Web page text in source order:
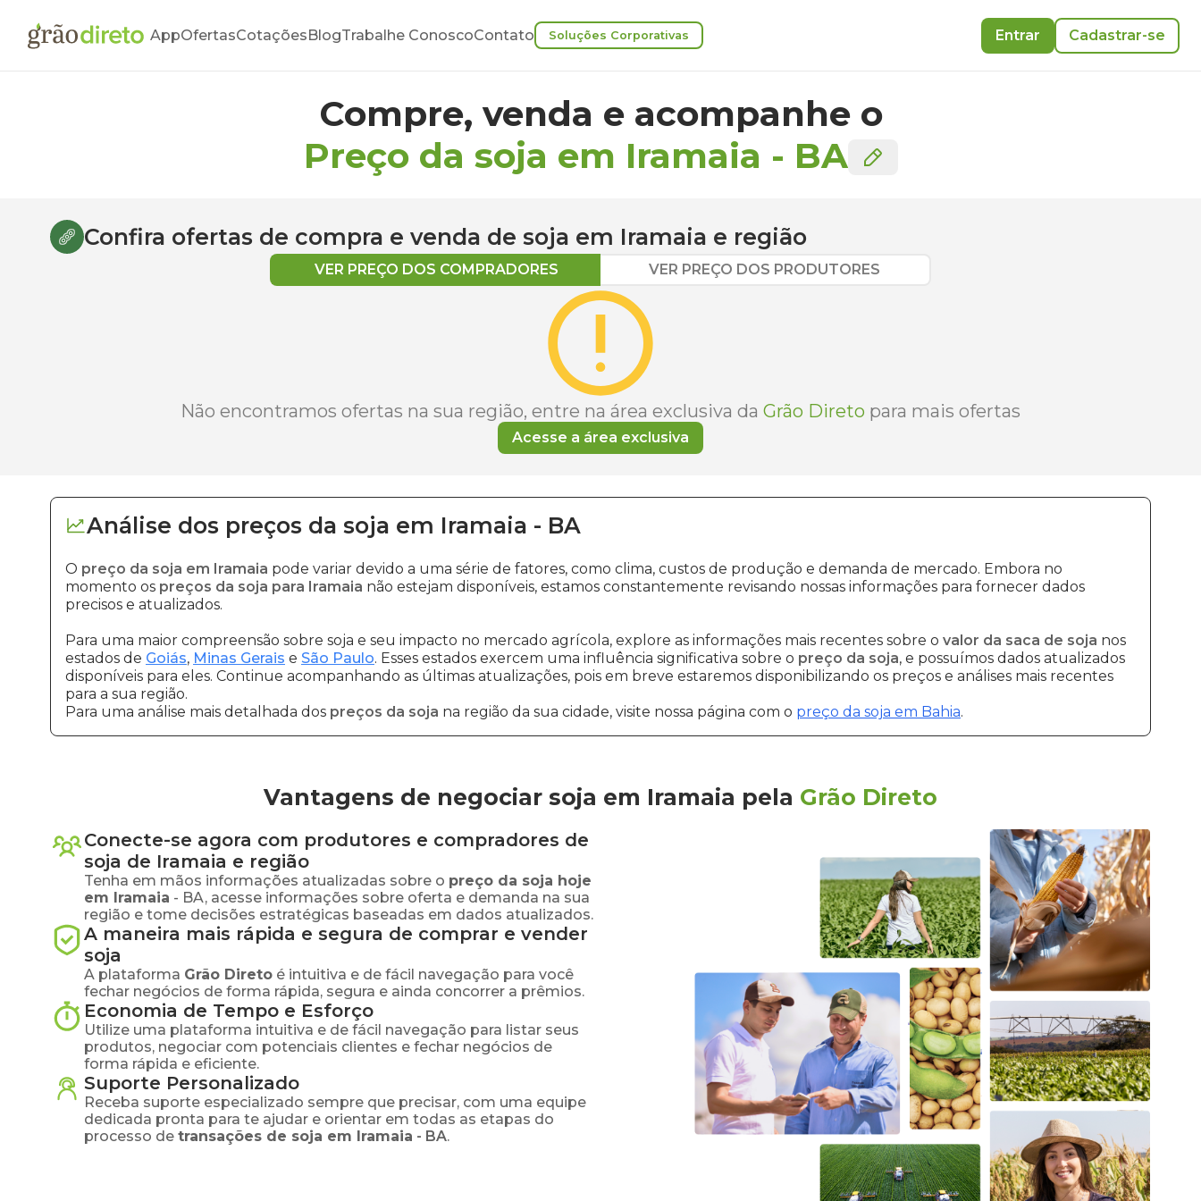
AppOfertasCotaçõesBlogTrabalhe ConoscoContato Soluções Corporativas Entrar Cadastrar-se
Compre, venda e acompanhe o
Preço da soja em Iramaia - BA
Confira ofertas de compra e venda de soja em Iramaia e região
VER PREÇO DOS COMPRADORES VER PREÇO DOS PRODUTORES
Não encontramos ofertas na sua região, entre na área exclusiva da Grão Direto para mais ofertas
Acesse a área exclusiva
Análise dos preços da soja em Iramaia - BA
O preço da soja em Iramaia pode variar devido a uma série de fatores, como clima, custos de produção e demanda de mercado. Embora no
momento os preços da soja para Iramaia não estejam disponíveis, estamos constantemente revisando nossas informações para fornecer dados
precisos e atualizados.
Para uma maior compreensão sobre soja e seu impacto no mercado agrícola, explore as informações mais recentes sobre o valor da saca de soja nos
estados de Goiás, Minas Gerais e São Paulo. Esses estados exercem uma influência significativa sobre o preço da soja, e possuímos dados atualizados
disponíveis para eles. Continue acompanhando as últimas atualizações, pois em breve estaremos disponibilizando os preços e análises mais recentes
para a sua região.
Para uma análise mais detalhada dos preços da soja na região da sua cidade, visite nossa página com o preço da soja em Bahia.
Vantagens de negociar soja em Iramaia pela Grão Direto
Conecte-se agora com produtores e compradores de
soja de Iramaia e região
Tenha em mãos informações atualizadas sobre o preço da soja hoje
em Iramaia - BA, acesse informações sobre oferta e demanda na sua
região e tome decisões estratégicas baseadas em dados atualizados.
A maneira mais rápida e segura de comprar e vender
soja
A plataforma Grão Direto é intuitiva e de fácil navegação para você
fechar negócios de forma rápida, segura e ainda concorrer a prêmios.
Economia de Tempo e Esforço
Utilize uma plataforma intuitiva e de fácil navegação para listar seus
produtos, negociar com potenciais clientes e fechar negócios de
forma rápida e eficiente.
Suporte Personalizado
Receba suporte especializado sempre que precisar, com uma equipe
dedicada pronta para te ajudar e orientar em todas as etapas do
processo de transações de soja em Iramaia - BA.